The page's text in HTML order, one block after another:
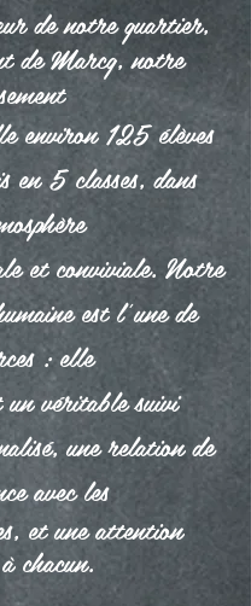
de notre quartier,
de Marcq, notre
environ 125 élèves
en 5 classes, dans
et conviviale. Notre
est l’une de
: elle
un véritable suivi
une relation de
avec les
et une attention
chacun.